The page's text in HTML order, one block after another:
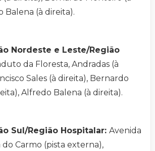
Balena (à direita).
Nordeste e Leste/Região
da Floresta, Andradas (à
Sales (à direita), Bernardo
Alfredo Balena (à direita).
Sul/Região Hospitalar: Avenida
do Carmo (pista externa),